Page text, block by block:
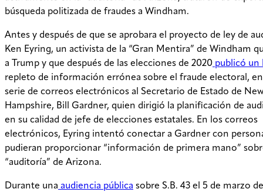
búsqueda politizada de fraudes a Windham.
Antes y después de que se aprobara el proyecto de ley de
Ken Eyring, un activista de la “Gran Mentira” de Windham
a Trump y que después de las elecciones de 2020 publicó un
repleto de información errónea sobre el fraude electoral,
serie de correos electrónicos al Secretario de Estado de
Hampshire, Bill Gardner, quien dirigió la planificación de
en su calidad de jefe de elecciones estatales. En los correos
electrónicos, Eyring intentó conectar a Gardner con
pudieran proporcionar “información de primera mano”
“auditoría” de Arizona.
Durante una audiencia pública sobre S.B. 43 el 5 de marzo